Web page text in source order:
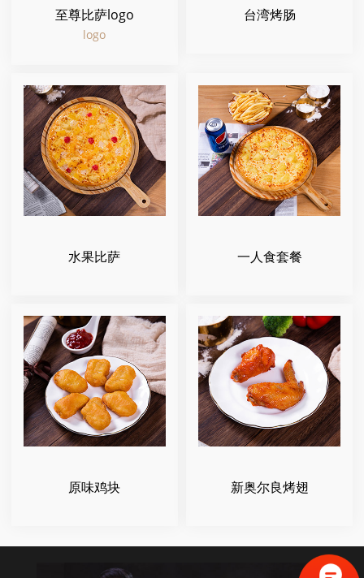
至尊比萨logo
logo
台湾烤肠
水果比萨 一人食套餐
原味鸡块 新奥尔良烤翅